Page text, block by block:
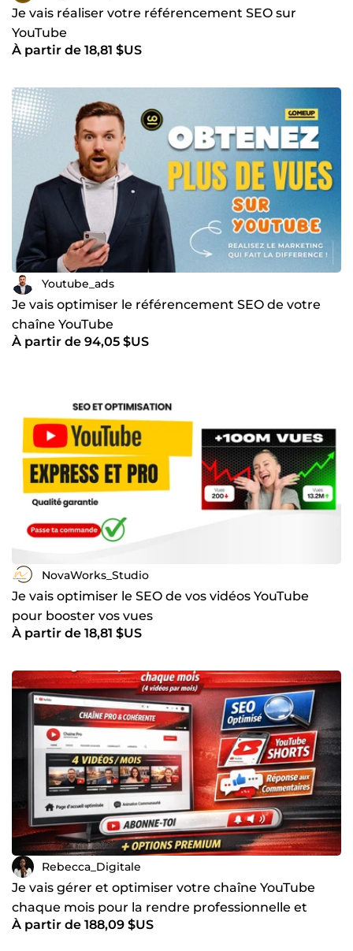
Je vais réaliser votre référencement SEO sur
YouTube
À partir de 18,81 $US
Youtube_ads
Je vais optimiser le référencement SEO de votre
chaîne YouTube
À partir de 94,05 $US
NovaWorks_Studio
Je vais optimiser le SEO de vos vidéos YouTube
pour booster vos vues
À partir de 18,81 $US
Rebecca_Digitale
Je vais gérer et optimiser votre chaîne YouTube
chaque mois pour la rendre professionnelle et
active
À partir de 188,09 $US